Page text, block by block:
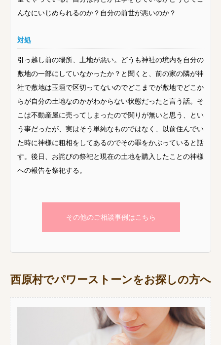
んなにいじめられるのか？自分の前世が悪いのか？
対処
引っ越し前の場所、土地が悪い。どうも神社の境内を自分の
敷地の一部にしていなかったか？と聞くと、前の家の隣が神
社で敷地は玉垣で区切ってないのでどこまでが敷地でどこか
らが自分の土地なのかがわからない状態だったと言う話。そ
こは不動産屋に売ってしまったので関りが無いと思う、とい
う事だったが、実はそう単純なものではなく、以前住んでい
た時に神様に粗相をしてあるのでその罪をかぶっていると話
す。後日、お詫びの祭祀と現在の土地を購入したことの神様
への報告を祭祀する。
その他のご相談事例はこちら
西原村でパワーストーンをお探しの方へ